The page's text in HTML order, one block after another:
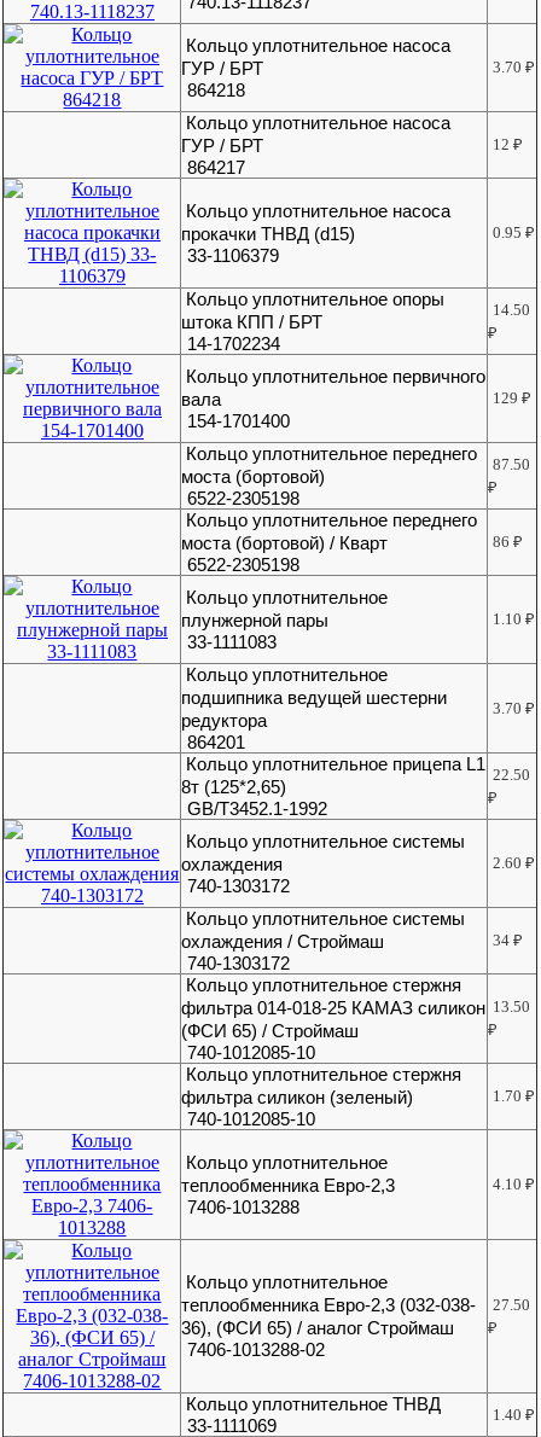
Кольцо уплотнительное насоса
ГУР / БРТ
864218
3.70₽
Кольцо уплотнительное насоса
ГУР / БРТ
864217
12₽
Кольцо уплотнительное насоса
прокачки ТНВД (d15)
33-1106379
0.95₽
Кольцо уплотнительное опоры
штока КПП / БРТ
14-1702234
14.50
₽
Кольцо уплотнительное первичного
вала
154-1701400
129₽
Кольцо уплотнительное переднего
моста (бортовой)
6522-2305198
87.50
₽
Кольцо уплотнительное переднего
моста (бортовой) / Кварт
6522-2305198
86₽
Кольцо уплотнительное
плунжерной пары
33-1111083
1.10₽
Кольцо уплотнительное
подшипника ведущей шестерни
редуктора
864201
3.70₽
Кольцо уплотнительное прицепа L1
8т (125*2,65)
GB/T3452.1-1992
22.50
₽
Кольцо уплотнительное системы
охлаждения
740-1303172
2.60₽
Кольцо уплотнительное системы
охлаждения / Строймаш
740-1303172
34₽
Кольцо уплотнительное стержня
фильтра 014-018-25 КАМАЗ силикон
(ФСИ 65) / Строймаш
740-1012085-10
13.50
₽
Кольцо уплотнительное стержня
фильтра силикон (зеленый)
740-1012085-10
1.70₽
Кольцо уплотнительное
теплообменника Евро-2,3
7406-1013288
4.10₽
Кольцо уплотнительное
теплообменника Евро-2,3 (032-038-
36), (ФСИ 65) / аналог Строймаш
7406-1013288-02
27.50
₽
Кольцо уплотнительное ТНВД
33-1111069
1.40₽